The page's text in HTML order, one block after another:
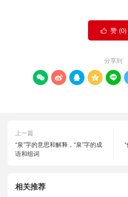
 赞 (0)
分享到
    
上一篇
“泉”字的意思和解释，“泉”字的成
语和组词
相关推荐